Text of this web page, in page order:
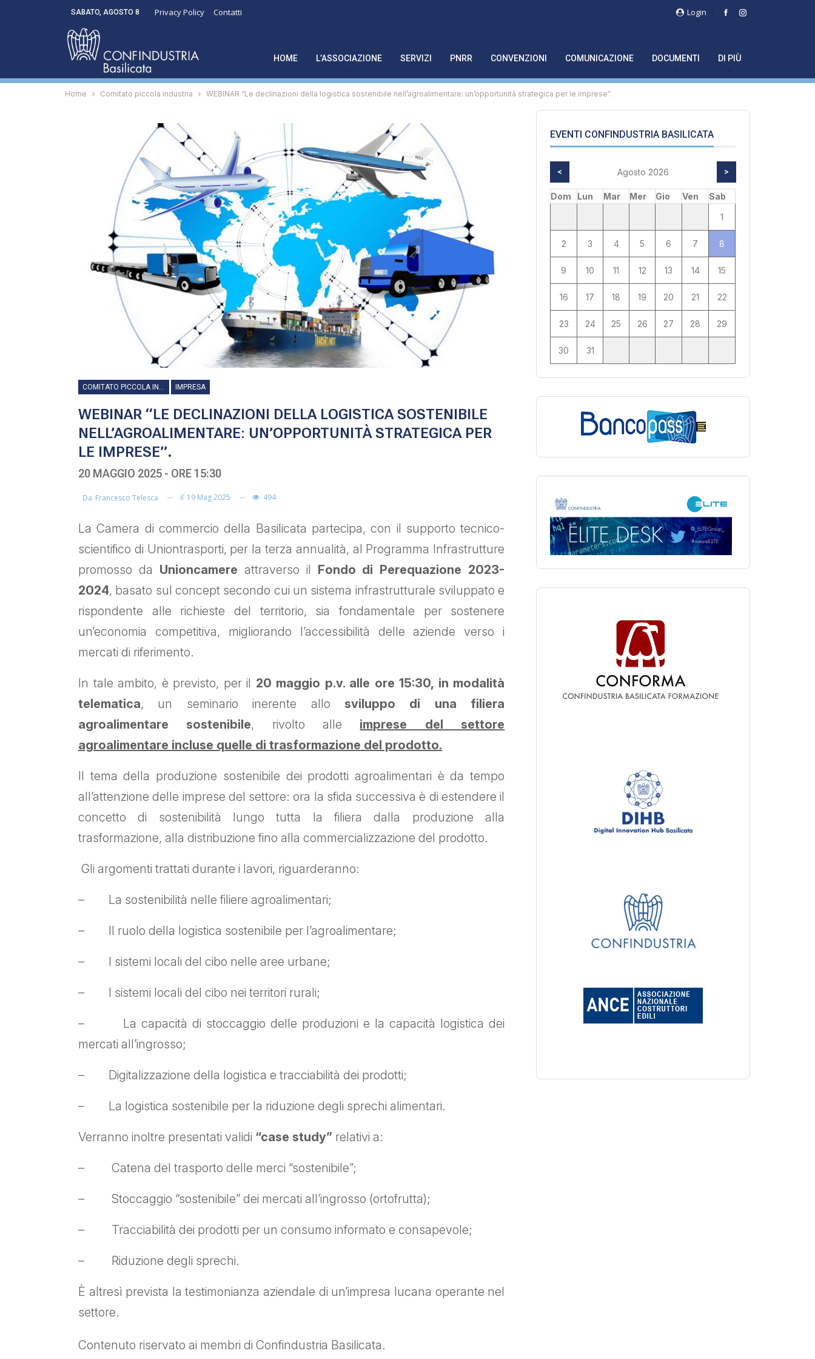
Login
SABATO, AGOSTO 8 Privacy Policy Contatti
HOME L’ASSOCIAZIONE SERVIZI PNRR CONVENZIONI COMUNICAZIONE DOCUMENTI DI PIÙ
Home Comitato piccola industria WEBINAR “Le declinazioni della logistica sostenibile nell’agroalimentare: un’opportunità strategica per le imprese”.
COMITATO PICCOLA INDUSTRIA IMPRESA
WEBINAR “LE DECLINAZIONI DELLA LOGISTICA SOSTENIBILE
NELL’AGROALIMENTARE: UN’OPPORTUNITÀ STRATEGICA PER
LE IMPRESE”.
20 MAGGIO 2025 - ORE 15:30
Da Francesco Telesca il 19 Mag 2025 494
La Camera di commercio della Basilicata partecipa, con il supporto tecnico-
scientifico di Uniontrasporti, per la terza annualità, al Programma Infrastrutture
promosso da Unioncamere attraverso il Fondo di Perequazione 2023-
2024, basato sul concept secondo cui un sistema infrastrutturale sviluppato e
rispondente alle richieste del territorio, sia fondamentale per sostenere
un’economia competitiva, migliorando l’accessibilità delle aziende verso i
mercati di riferimento.
In tale ambito, è previsto, per il 20 maggio p.v. alle ore 15:30, in modalità
telematica, un seminario inerente allo sviluppo di una filiera
agroalimentare sostenibile, rivolto alle
imprese del settore
agroalimentare incluse quelle di trasformazione del prodotto.
Il tema della produzione sostenibile dei prodotti agroalimentari è da tempo
all’attenzione delle imprese del settore: ora la sfida successiva è di estendere il
concetto di sostenibilità lungo tutta la filiera dalla produzione alla
trasformazione, alla distribuzione fino alla commercializzazione del prodotto.
Gli argomenti trattati durante i lavori, riguarderanno:
– La sostenibilità nelle filiere agroalimentari;
– Il ruolo della logistica sostenibile per l’agroalimentare;
– I sistemi locali del cibo nelle aree urbane;
– I sistemi locali del cibo nei territori rurali;
– La capacità di stoccaggio delle produzioni e la capacità logistica dei
mercati all’ingrosso;
– Digitalizzazione della logistica e tracciabilità dei prodotti;
– La logistica sostenibile per la riduzione degli sprechi alimentari.
Verranno inoltre presentati validi “case study” relativi a:
– Catena del trasporto delle merci “sostenibile”;
– Stoccaggio “sostenibile” dei mercati all’ingrosso (ortofrutta);
– Tracciabilità dei prodotti per un consumo informato e consapevole;
– Riduzione degli sprechi.
È altresì prevista la testimonianza aziendale di un’impresa lucana operante nel
settore.
Contenuto riservato ai membri di Confindustria Basilicata.
EVENTI CONFINDUSTRIA BASILICATA
< Agosto 2026 >
Dom Lun Mar Mer Gio Ven
Sab
1
2 3 4 5 6 7 8
9 10 11 12 13 14 15
16 17 18 19 20 21 22
23 24 25 26 27 28 29
30 31